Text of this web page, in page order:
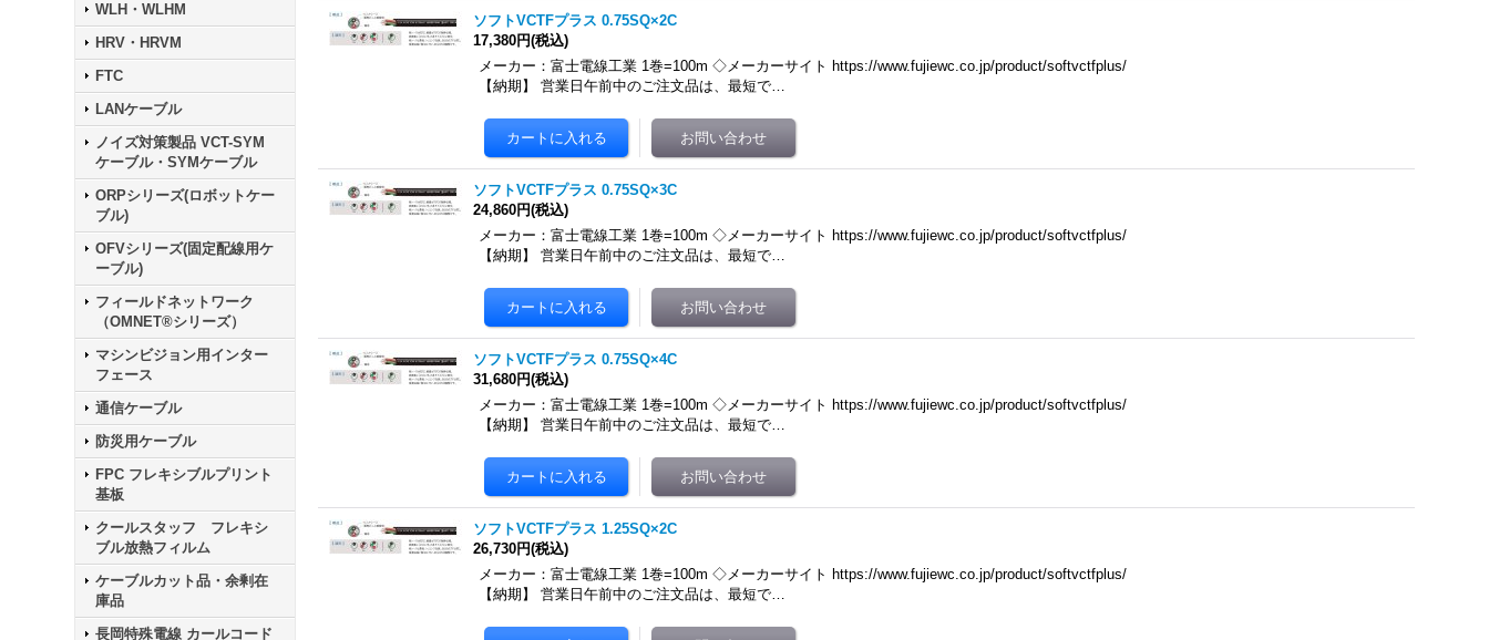
WLH・WLHM
HRV・HRVM
FTC
LANケーブル
ノイズ対策製品 VCT-SYM
ケーブル・SYMケーブル
ORPシリーズ(ロボットケー
ブル)
OFVシリーズ(固定配線用ケ
ーブル)
フィールドネットワーク
（OMNET®シリーズ）
マシンビジョン用インター
フェース
通信ケーブル
防災用ケーブル
FPC フレキシブルプリント
基板
クールスタッフ フレキシ
ブル放熱フィルム
ケーブルカット品・余剰在
庫品
長岡特殊電線 カールコード
ソフトVCTFプラス 0.75SQ×2C
17,380円(税込)
メーカー：富士電線工業 1巻=100m ◇メーカーサイト https://www.fujiewc.co.jp/product/softvctfplus/
【納期】 営業日午前中のご注文品は、最短で…
ソフトVCTFプラス 0.75SQ×3C
24,860円(税込)
メーカー：富士電線工業 1巻=100m ◇メーカーサイト https://www.fujiewc.co.jp/product/softvctfplus/
【納期】 営業日午前中のご注文品は、最短で…
ソフトVCTFプラス 0.75SQ×4C
31,680円(税込)
メーカー：富士電線工業 1巻=100m ◇メーカーサイト https://www.fujiewc.co.jp/product/softvctfplus/
【納期】 営業日午前中のご注文品は、最短で…
ソフトVCTFプラス 1.25SQ×2C
26,730円(税込)
メーカー：富士電線工業 1巻=100m ◇メーカーサイト https://www.fujiewc.co.jp/product/softvctfplus/
【納期】 営業日午前中のご注文品は、最短で…